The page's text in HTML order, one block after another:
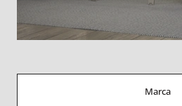
Marca